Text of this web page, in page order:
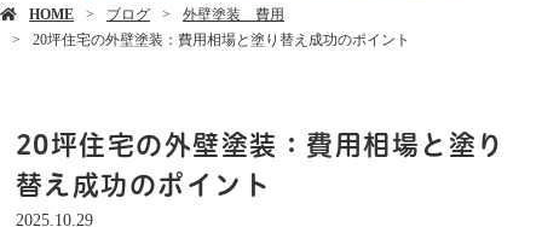
HOME ブログ
外壁塗装 費用
20坪住宅の外壁塗装：費用相場と塗り替え成功のポイント
20坪住宅の外壁塗装：費用相場と塗り
替え成功のポイント
2025.10.29